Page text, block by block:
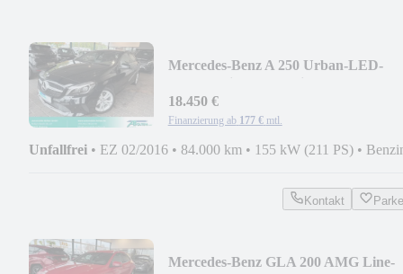
Mercedes-Benz A 250 Urban-LED-
18.450 €
Finanzierung ab 177 € mtl.
Unfallfrei • EZ 02/2016 • 84.000 km • 155 kW (211 PS) •
Kontakt
Mercedes-Benz GLA 200 AMG Line-